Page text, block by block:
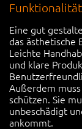
Eine gut
das ästhetische
Leichte
und klare
Außerdem
schützen. Sie
unbeschädigt
ankommt.